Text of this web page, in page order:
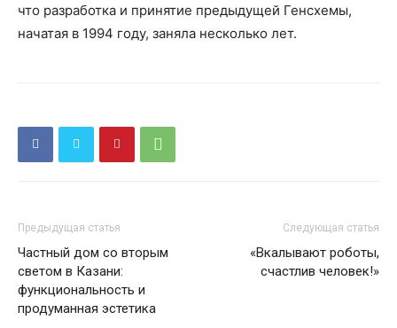
что разработка и принятие предыдущей Генсхемы,
начатая в 1994 году, заняла несколько лет.
Предыдущая статья
Частный дом со вторым
светом в Казани:
функциональность и
продуманная эстетика
Следующая статья
«Вкалывают роботы,
счастлив человек!»